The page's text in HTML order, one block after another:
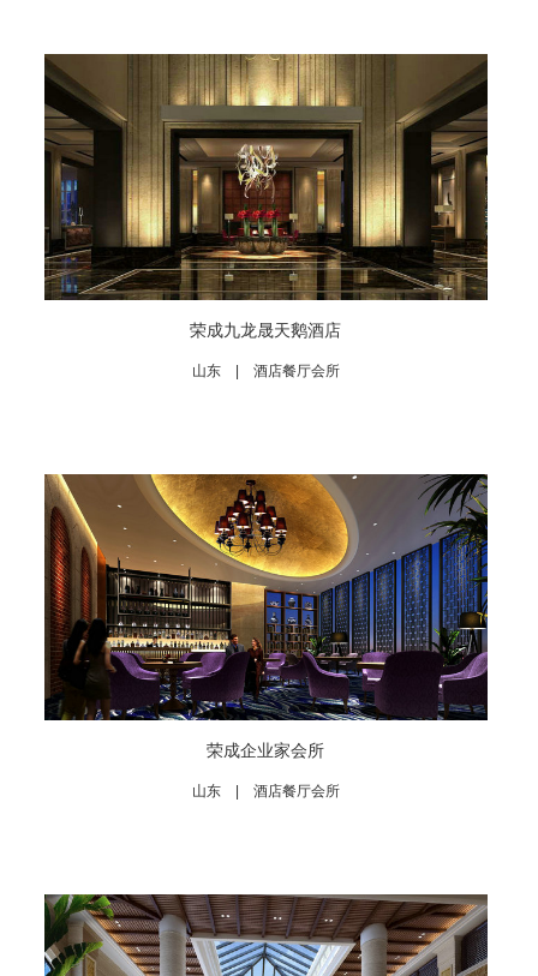
荣成九龙晟天鹅酒店
山东 | 酒店餐厅会所
荣成企业家会所
山东 | 酒店餐厅会所